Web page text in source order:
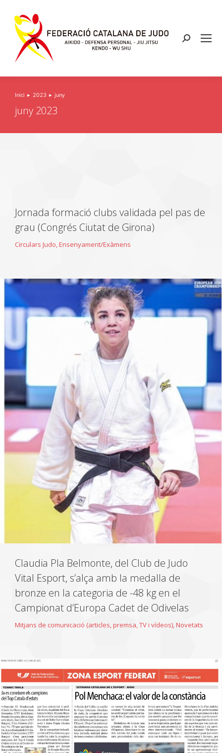
You are here:
Inici 2023 juny
juny 2023
Jornada formació clubs validada pel pas de
grau (Congrés Ciutat de Girona)
Circulars Judo,Ensenyament/Exàmens
Claudia Pla Belmonte, del Club de Judo
Vital Esport, s’alça amb la medalla de
bronze en la categoria de -48 kg en el
Campionat d’Europa Cadet de Odivelas
Mitjans de comunicació (articles, premsa, TV i vídeos),Novetats